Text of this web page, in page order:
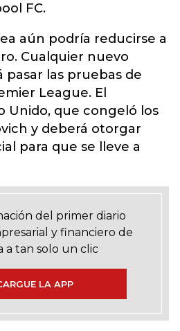
FC.
aún podría reducirse a
Cualquier nuevo
las pruebas de
League. El
Unido, que congeló los
y deberá otorgar
para que se lleve a
del primer diario
y financiero de
a tan solo un clic
LA APP